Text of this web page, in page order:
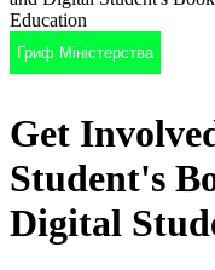
Гриф Міністерства
Get
Student's
Digital